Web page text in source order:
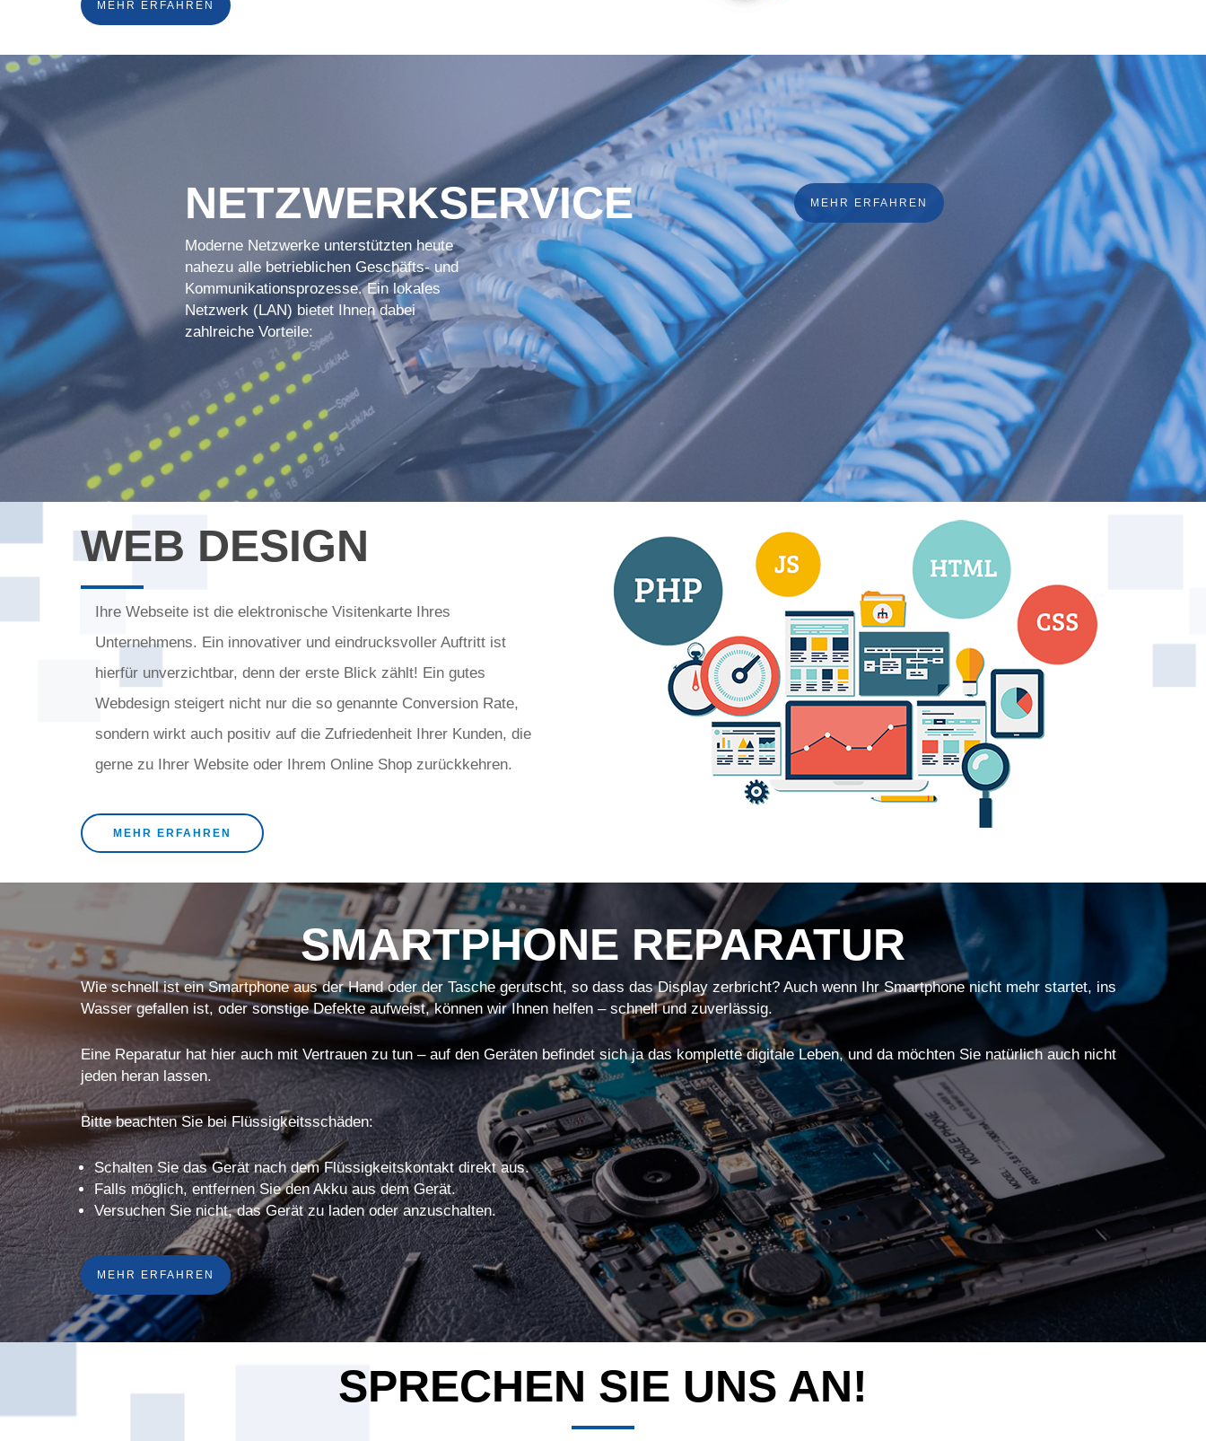
MEHR ERFAHREN
NETZWERKSERVICE
Moderne Netzwerke unterstützten heute
nahezu alle betrieblichen Geschäfts- und
Kommunikationsprozesse. Ein lokales
Netzwerk (LAN) bietet Ihnen dabei
zahlreiche Vorteile:
MEHR ERFAHREN
WEB DESIGN
Ihre Webseite ist die elektronische Visitenkarte Ihres
Unternehmens. Ein innovativer und eindrucksvoller Auftritt ist
hierfür unverzichtbar, denn der erste Blick zählt! Ein gutes
Webdesign steigert nicht nur die so genannte Conversion Rate,
sondern wirkt auch positiv auf die Zufriedenheit Ihrer Kunden, die
gerne zu Ihrer Website oder Ihrem Online Shop zurückkehren.
MEHR ERFAHREN
SMARTPHONE REPARATUR
Wie schnell ist ein Smartphone aus der Hand oder der Tasche gerutscht, so dass das Display zerbricht? Auch wenn Ihr Smartphone nicht mehr startet, ins
Wasser gefallen ist, oder sonstige Defekte aufweist, können wir Ihnen helfen – schnell und zuverlässig.
Eine Reparatur hat hier auch mit Vertrauen zu tun – auf den Geräten befindet sich ja das komplette digitale Leben, und da möchten Sie natürlich auch nicht
jeden heran lassen.
Bitte beachten Sie bei Flüssigkeitsschäden:
Schalten Sie das Gerät nach dem Flüssigkeitskontakt direkt aus.
Falls möglich, entfernen Sie den Akku aus dem Gerät.
Versuchen Sie nicht, das Gerät zu laden oder anzuschalten.
MEHR ERFAHREN
SPRECHEN SIE UNS AN!